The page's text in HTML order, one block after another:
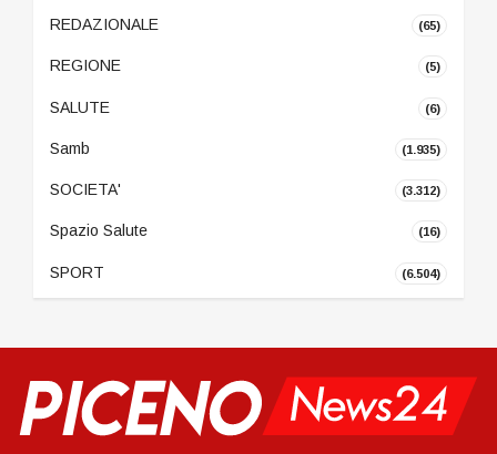
REDAZIONALE (65)
REGIONE (5)
SALUTE (6)
Samb (1.935)
SOCIETA' (3.312)
Spazio Salute (16)
SPORT (6.504)